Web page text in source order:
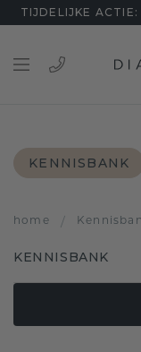
TIJDELIJKE
KENNISBANK
home /
KENNISBANK